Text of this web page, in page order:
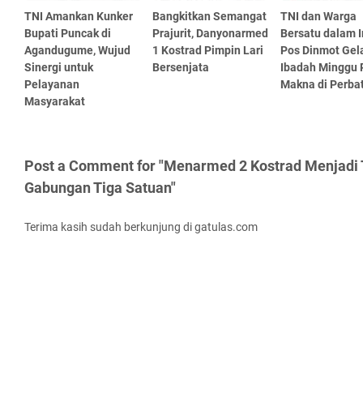
TNI Amankan Kunker
Bupati Puncak di
Agandugume, Wujud
Sinergi untuk
Pelayanan
Masyarakat
Bangkitkan Semangat
Prajurit, Danyonarmed
1 Kostrad Pimpin Lari
Bersenjata
TNI dan Warga
Bersatu dalam
Pos Dinmot
Ibadah Minggu
Makna di
Post a Comment for "Menarmed 2 Kostrad Menjadi
Gabungan Tiga Satuan"
Terima kasih sudah berkunjung di gatulas.com